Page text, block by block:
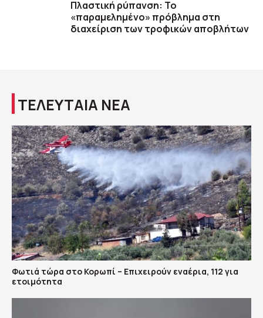
Πλαστική ρύπανση: Το
«παραμελημένο» πρόβλημα στη
διαχείριση των τροφικών αποβλήτων
ΤΕΛΕΥΤΑΙΑ ΝΕΑ
Φωτιά τώρα στο Κορωπί – Επιχειρούν εναέρια, 112 για
ετοιμότητα